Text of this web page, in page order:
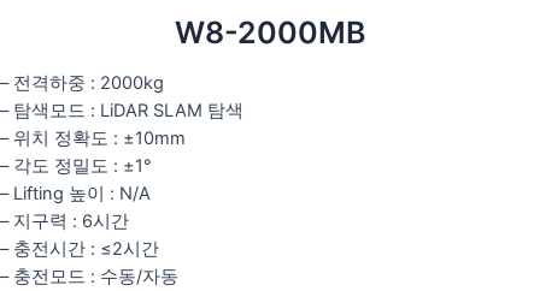
W8-2000MB
– 전격하중 : 2000kg
– 탐색모드 : LiDAR SLAM 탐색
– 위치 정확도 : ±10mm
– 각도 정밀도 : ±1°
– Lifting 높이 : N/A
– 지구력 : 6시간
– 충전시간 : ≤2시간
– 충전모드 : 수동/자동